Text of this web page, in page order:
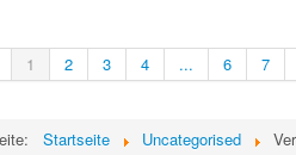
1 2 3 4 ... 6 7
Startseite Uncategorised